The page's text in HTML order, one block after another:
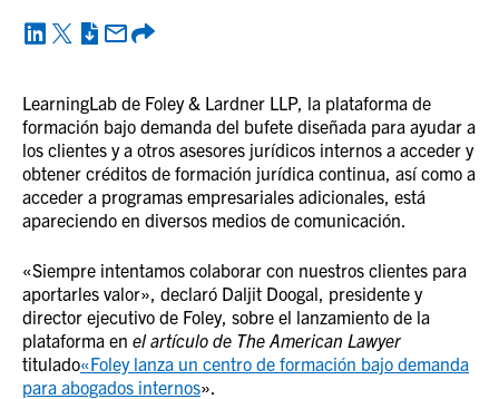
LearningLab de Foley & Lardner LLP, la plataforma de
formación bajo demanda del bufete diseñada para ayudar a
los clientes y a otros asesores jurídicos internos a acceder y
obtener créditos de formación jurídica continua, así como a
acceder a programas empresariales adicionales, está
apareciendo en diversos medios de comunicación.
«Siempre intentamos colaborar con nuestros clientes para
aportarles valor», declaró Daljit Doogal, presidente y
director ejecutivo de Foley, sobre el lanzamiento de la
plataforma en el artículo de The American Lawyer
titulado«Foley lanza un centro de formación bajo demanda
para abogados internos».